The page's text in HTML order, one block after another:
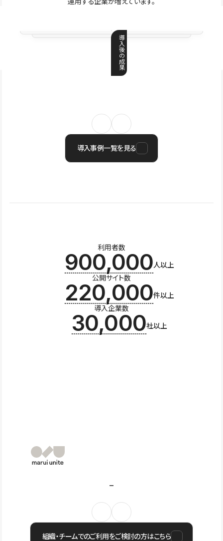
導
入
後
の
成
果
導入事例一覧を見る
利用者数
900,000人以上
公開サイト数
220,000件以上
導入企業数
30,000社以上
組織・チームでのご利用をご検討の方はこちら